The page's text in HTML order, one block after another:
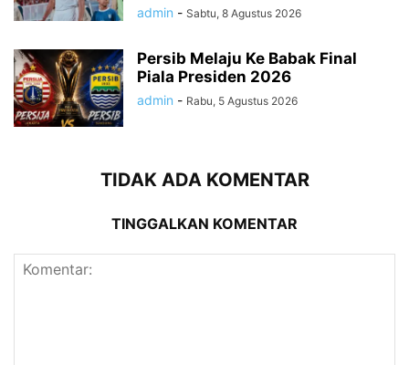
admin - Sabtu, 8 Agustus 2026
Persib Melaju Ke Babak Final
Piala Presiden 2026
admin - Rabu, 5 Agustus 2026
TIDAK ADA KOMENTAR
TINGGALKAN KOMENTAR